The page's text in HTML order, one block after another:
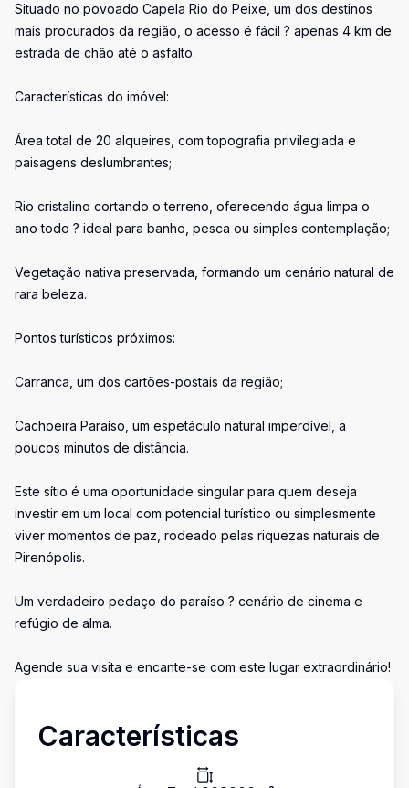
Situado no povoado Capela Rio do Peixe, um dos destinos
mais procurados da região, o acesso é fácil ? apenas 4 km de
estrada de chão até o asfalto.
Características do imóvel:
Área total de 20 alqueires, com topografia privilegiada e
paisagens deslumbrantes;
Rio cristalino cortando o terreno, oferecendo água limpa o
ano todo ? ideal para banho, pesca ou simples contemplação;
Vegetação nativa preservada, formando um cenário natural de
rara beleza.
Pontos turísticos próximos:
Carranca, um dos cartões-postais da região;
Cachoeira Paraíso, um espetáculo natural imperdível, a
poucos minutos de distância.
Este sítio é uma oportunidade singular para quem deseja
investir em um local com potencial turístico ou simplesmente
viver momentos de paz, rodeado pelas riquezas naturais de
Pirenópolis.
Um verdadeiro pedaço do paraíso ? cenário de cinema e
refúgio de alma.
Agende sua visita e encante-se com este lugar extraordinário!
Características